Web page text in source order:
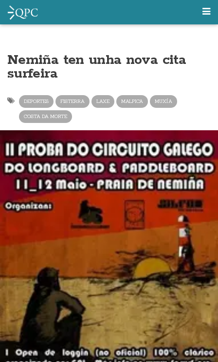
Nemiña ten unha nova cita
surfeira
DEPORTES FISTERRA LAXE MALPICA MUXÍA
COSTA DA MORTE